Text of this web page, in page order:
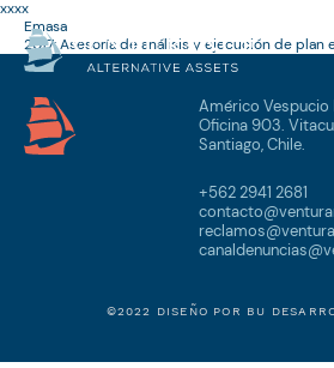
xxxx
Emasa
2017: Asesoría de análisis y ejecución de plan
Américo
Oficina 903.
Santiago, Chile.
+562 2941 2681
©2022 DISEÑO POR BU